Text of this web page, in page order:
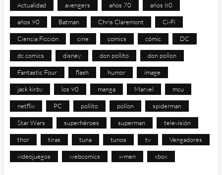
Actualidad avengers años 70 años 80
años 90 Batman Chris Claremont Ci-Fi
Ciencia Ficción cine comics cómic DC
dc comics disney don pollito don pollon
Fantastic Four flash humor image
jack kirby los 90 manga Marvel mcu
netflix PC pollito pollon spiderman
Star Wars superhéroes superman televisión
thor tiras tuna tunos tv Vengadores
videojuegos webcomics x-men xbox